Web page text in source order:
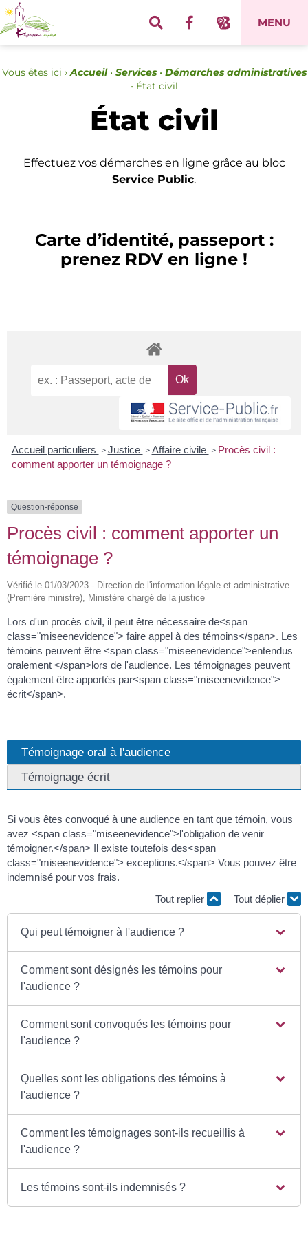
MENU
Vous êtes ici › Accueil• Services• Démarches administratives
• État civil
État civil
Effectuez vos démarches en ligne grâce au bloc
Service Public.
Carte d’identité, passeport :
prenez RDV en ligne !
Accueil particuliers > Justice > Affaire civile > Procès civil :
comment apporter un témoignage ?
Question-réponse
Procès civil : comment apporter un
témoignage ?
Vérifié le 01/03/2023 - Direction de l'information légale et administrative
(Première ministre), Ministère chargé de la justice
Lors d'un procès civil, il peut être nécessaire de<span
class="miseenevidence"> faire appel à des témoins</span>. Les
témoins peuvent être <span class="miseenevidence">entendus
oralement </span>lors de l'audience. Les témoignages peuvent
également être apportés par<span class="miseenevidence">
écrit</span>.
Témoignage oral à l'audience
Témoignage écrit
Si vous êtes convoqué à une audience en tant que témoin, vous
avez <span class="miseenevidence">l'obligation de venir
témoigner.</span> Il existe toutefois des<span
class="miseenevidence"> exceptions.</span> Vous pouvez être
indemnisé pour vos frais.
Tout replier
Tout déplier
Qui peut témoigner à l'audience ?
Comment sont désignés les témoins pour
l'audience ?
Comment sont convoqués les témoins pour
l'audience ?
Quelles sont les obligations des témoins à
l'audience ?
Comment les témoignages sont-ils recueillis à
l'audience ?
Les témoins sont-ils indemnisés ?
Panneau de gestion des cookies